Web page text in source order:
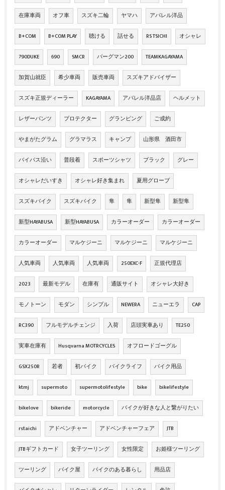
在庫車両 オフ車 スズキ二輪 ヤマハ アパレル洋品
B+COM B+COM PLAY 聴ける 話せる RS TSICHI オシャレ
790DUKE 690 SMCR バーグマン200 TEAMKAGAYAMA
加賀山就臣 希少車両 販売車両 スズキアドバイザー
スズキ正規ディーラー KAGAYAMA アパレル洋品店 ヘルメット
レザーパンツ プロテクター グランピング ご成約
やまがたグラム グラマラス キャンプ 山形県 酒田市
バイパス沿い 普段着 スポーツシャツ ブラック グレー
オシャレだいすき オシャレ好き集まれ 夏用グローブ
スズキバイク スズキバイク 隼 隼 新型隼 新型隼
新型HAYABUSA 新型HAYABUSA カラーオーダー カラーオーダー
カラーオーダー マルケジーニ マルケジーニ マルケジーニ
人気車両 人気車両 人気車両 250EXC-F 正規代理店
2023 最新モデル 在庫有 通販サイト オシャレ大好き
モノトーン モダン シンプル NEWERA ニューエラ CAP
RC390 フルモデルチェンジ 入荷 店頭実車あり TE250
実車在庫有 Husqvarna MOTRCYCLES オフロードゴーグル
GSX250R 若者 初バイク バイクライフ バイク用品
ktmj supermoto supermotolifestyle bike bikelifestyle
bikelove bikeride motorcycle バイクが好きな人と繋がりたい
rstaichi アドベンチャー アドベンチャーフェア JTB
JTBギフトカード 女子ツーリング 女性限定 お姫様ツーリング
ツーリング バイク屋 バイクのある暮らし 用品店